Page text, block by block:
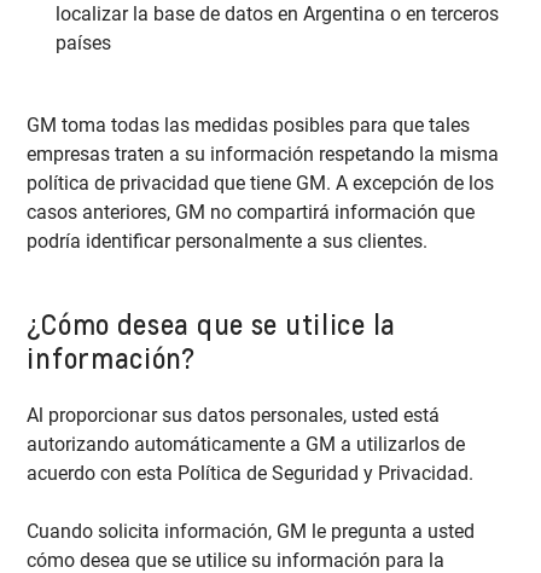
localizar la base de datos en Argentina o en terceros
países
GM toma todas las medidas posibles para que tales
empresas traten a su información respetando la misma
política de privacidad que tiene GM. A excepción de los
casos anteriores, GM no compartirá información que
podría identificar personalmente a sus clientes.
¿Cómo desea que se utilice la
información?
Al proporcionar sus datos personales, usted está
autorizando automáticamente a GM a utilizarlos de
acuerdo con esta Política de Seguridad y Privacidad.
Cuando solicita información, GM le pregunta a usted
cómo desea que se utilice su información para la